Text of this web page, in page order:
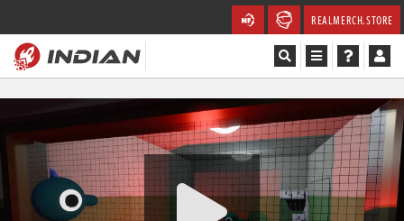
REALMERCH.STORE
Recenze
Videa